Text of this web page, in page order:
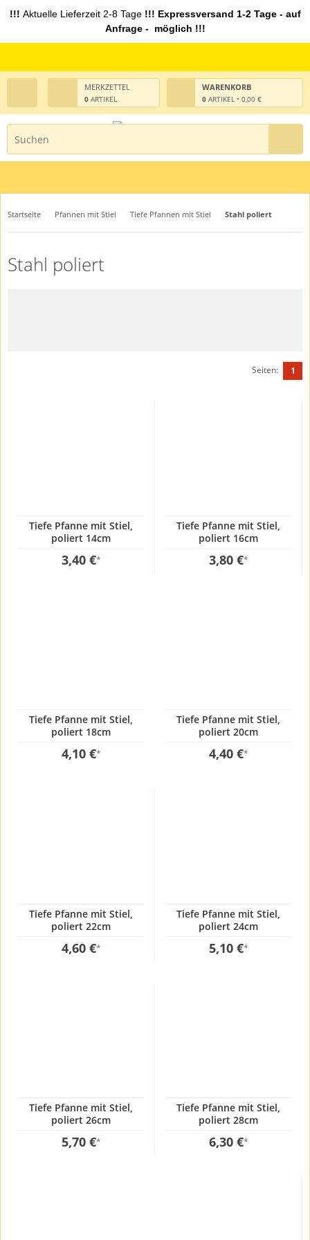
!!! Aktuelle Lieferzeit 2-8 Tage !!! Expressversand 1-2 Tage - auf
Anfrage - möglich !!!
WARENKORB
0 ARTIKEL • 0,00 €
MERKZETTEL
0 ARTIKEL
Startseite Pfannen mit Stiel Tiefe Pfannen mit Stiel Stahl poliert
Stahl poliert
Seiten: 1
Tiefe Pfanne mit Stiel,
poliert 14cm
3,40 €*
Tiefe Pfanne mit Stiel,
poliert 16cm
3,80 €*
Tiefe Pfanne mit Stiel,
poliert 18cm
4,10 €*
Tiefe Pfanne mit Stiel,
poliert 20cm
4,40 €*
Tiefe Pfanne mit Stiel,
poliert 22cm
4,60 €*
Tiefe Pfanne mit Stiel,
poliert 24cm
5,10 €*
Tiefe Pfanne mit Stiel,
poliert 26cm
5,70 €*
Tiefe Pfanne mit Stiel,
poliert 28cm
6,30 €*